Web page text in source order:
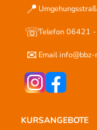
📍
☏Telefon 06421
✉ Email
KURSANGEBOTE